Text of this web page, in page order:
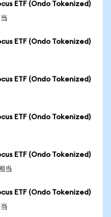
ETF (Ondo Tokenized)
ETF (Ondo Tokenized)
ETF (Ondo Tokenized)
ETF (Ondo Tokenized)
ETF (Ondo Tokenized)
当
ETF (Ondo Tokenized)